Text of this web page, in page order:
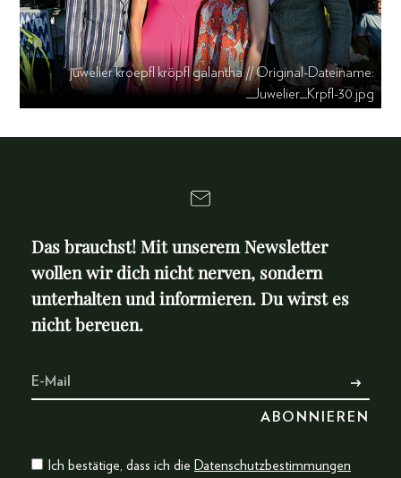
juwelier kroepfl kröpfl galantha // Original-Dateiname:
_Juwelier_Krpfl-30.jpg
Das brauchst! Mit unserem Newsletter
wollen wir dich nicht nerven, sondern
unterhalten und informieren. Du wirst es
nicht bereuen.
Ich bestätige, dass ich die Datenschutzbestimmungen